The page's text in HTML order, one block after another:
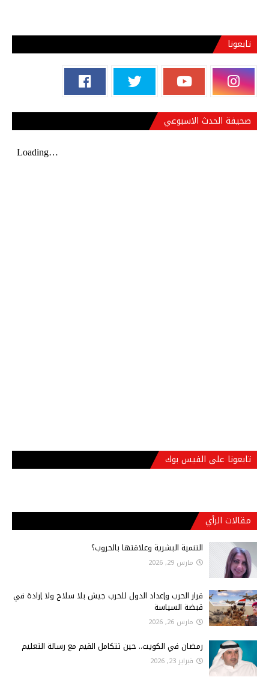
تابعونا
صحيفة الحدث الاسبوعي
تابعونا على الفيس بوك
مقالات الرأي
التنمية البشرية وعلاقتها بالحروب؟
مارس 29, 2026
قرار الحرب وإعداد الدول للحرب جيش بلا سلاح ولا إرادة في
قبضة السياسة
مارس 26, 2026
رمضان في الكويت.. حين تتكامل القيم مع رسالة التعليم
فبراير 23, 2026